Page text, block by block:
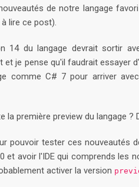
de notre langage
lire ce post).
14 du langage devrait sortir
et je pense qu'il faudrait essayer
comme C# 7 pour arriver
la première preview du langage ?
pouvoir tester ces nouveautés
et avoir l'IDE qui comprends les
activer la version